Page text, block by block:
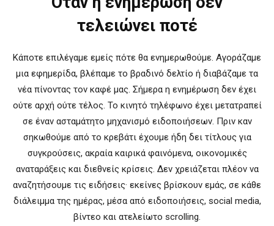
τελειώνει ποτέ
Κάποτε επιλέγαμε εμείς πότε θα ενημερωθούμε. Αγοράζαμε
μια εφημερίδα, βλέπαμε το βραδινό δελτίο ή διαβάζαμε τα
νέα πίνοντας τον καφέ μας. Σήμερα η ενημέρωση δεν έχει
ούτε αρχή ούτε τέλος. Το κινητό τηλέφωνο έχει μετατραπεί
σε έναν ασταμάτητο μηχανισμό ειδοποιήσεων. Πριν καν
σηκωθούμε από το κρεβάτι έχουμε ήδη δει τίτλους για
συγκρούσεις, ακραία καιρικά φαινόμενα, οικονομικές
αναταράξεις και διεθνείς κρίσεις. Δεν χρειάζεται πλέον να
αναζητήσουμε τις ειδήσεις· εκείνες βρίσκουν εμάς, σε κάθε
διάλειμμα της ημέρας, μέσα από ειδοποιήσεις, social media,
βίντεο και ατελείωτο scrolling.